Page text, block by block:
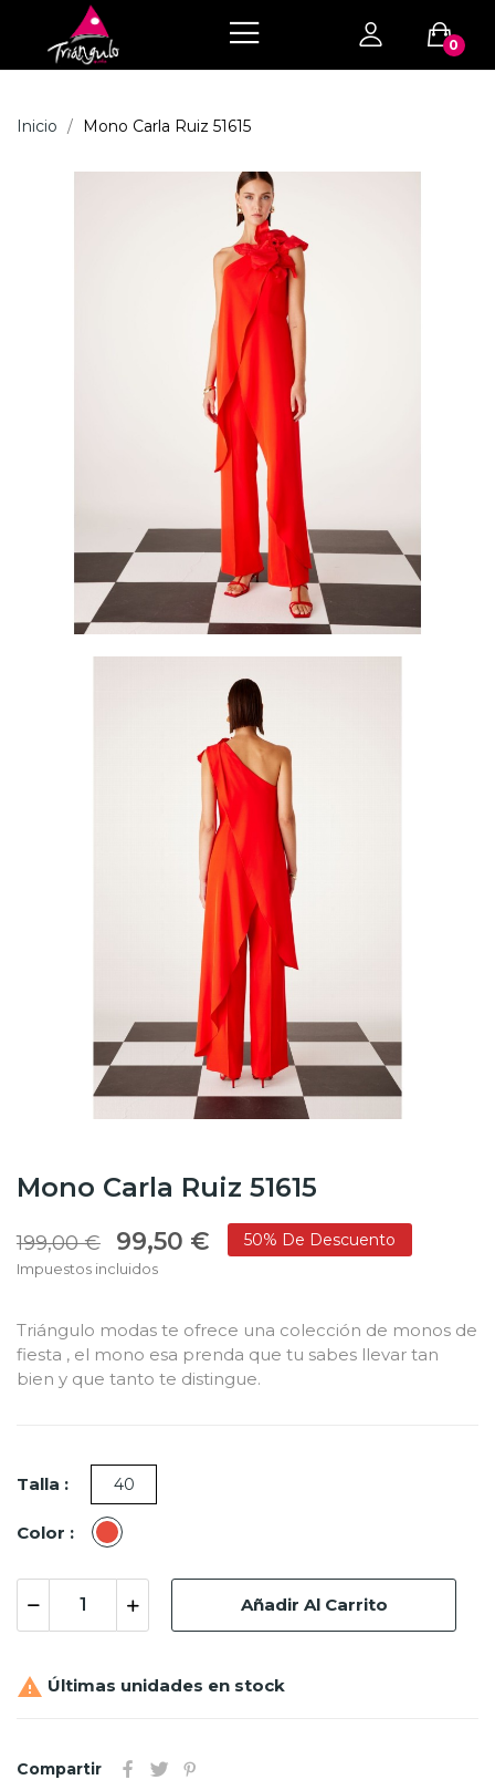
0
Inicio Mono Carla Ruiz 51615
Mono Carla Ruiz 51615
199,00 € 99,50 € 50% De Descuento
Impuestos incluidos
Triángulo modas te ofrece una colección de monos de
fiesta , el mono esa prenda que tu sabes llevar tan
bien y que tanto te distingue.
Talla : 40
Color : Rojo
Añadir Al Carrito
 Últimas unidades en stock
Compartir